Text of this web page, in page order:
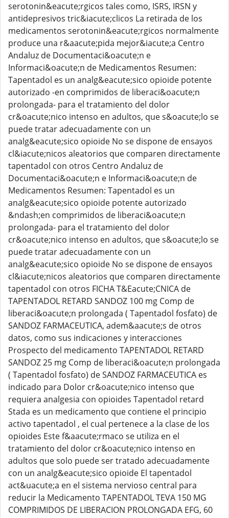
serotonin&eacute;rgicos tales como, ISRS, IRSN y
antidepresivos tric&iacute;clicos La retirada de los
medicamentos serotonin&eacute;rgicos normalmente
produce una r&aacute;pida mejor&iacute;a Centro
Andaluz de Documentaci&oacute;n e
Informaci&oacute;n de Medicamentos Resumen:
Tapentadol es un analg&eacute;sico opioide potente
autorizado -en comprimidos de liberaci&oacute;n
prolongada- para el tratamiento del dolor
cr&oacute;nico intenso en adultos, que s&oacute;lo se
puede tratar adecuadamente con un
analg&eacute;sico opioide No se dispone de ensayos
cl&iacute;nicos aleatorios que comparen directamente
tapentadol con otros Centro Andaluz de
Documentaci&oacute;n e Informaci&oacute;n de
Medicamentos Resumen: Tapentadol es un
analg&eacute;sico opioide potente autorizado
&ndash;en comprimidos de liberaci&oacute;n
prolongada- para el tratamiento del dolor
cr&oacute;nico intenso en adultos, que s&oacute;lo se
puede tratar adecuadamente con un
analg&eacute;sico opioide No se dispone de ensayos
cl&iacute;nicos aleatorios que comparen directamente
tapentadol con otros FICHA T&Eacute;CNICA de
TAPENTADOL RETARD SANDOZ 100 mg Comp de
liberaci&oacute;n prolongada ( Tapentadol fosfato) de
SANDOZ FARMACEUTICA, adem&aacute;s de otros
datos, como sus indicaciones y interacciones
Prospecto del medicamento TAPENTADOL RETARD
SANDOZ 25 mg Comp de liberaci&oacute;n prolongada
( Tapentadol fosfato) de SANDOZ FARMACEUTICA es
indicado para Dolor cr&oacute;nico intenso que
requiera analgesia con opioides Tapentadol retard
Stada es un medicamento que contiene el principio
activo tapentadol , el cual pertenece a la clase de los
opioides Este f&aacute;rmaco se utiliza en el
tratamiento del dolor cr&oacute;nico intenso en
adultos que solo puede ser tratado adecuadamente
con un analg&eacute;sico opioide El tapentadol
act&uacute;a en el sistema nervioso central para
reducir la Medicamento TAPENTADOL TEVA 150 MG
COMPRIMIDOS DE LIBERACION PROLONGADA EFG, 60